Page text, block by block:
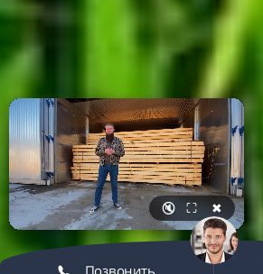
🔇 ⛶ ✖